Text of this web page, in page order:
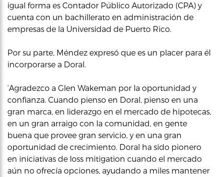
igual forma es Contador Público Autorizado (CPA) y
cuenta con un bachillerato en administración de
empresas de la Universidad de Puerto Rico.
Por su parte, Méndez expresó que es un placer para él
incorporarse a Doral.
‘Agradezco a Glen Wakeman por la oportunidad y
confianza. Cuando pienso en Doral, pienso en una
gran marca, en liderazgo en el mercado de hipotecas,
en un gran arraigo con la comunidad, en gente
buena que provee gran servicio, y en una gran
oportunidad de crecimiento. Doral ha sido pionero
en iniciativas de loss mitigation cuando el mercado
aún no ofrecía opciones, ayudando a miles mantener